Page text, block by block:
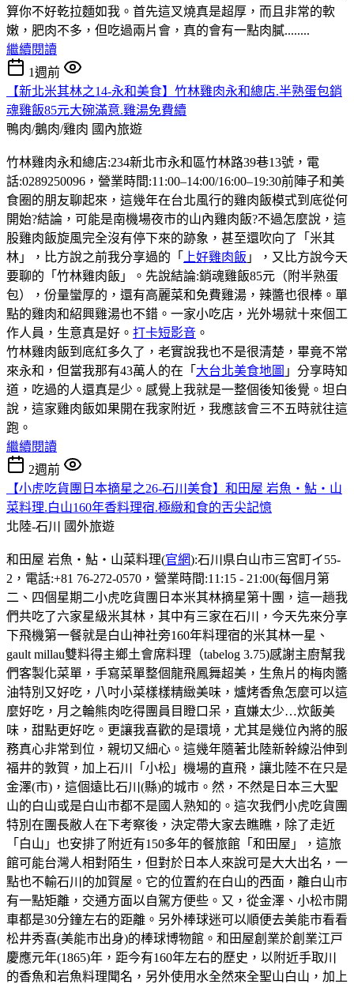
算你不好乾拉麵如我。首先這叉燒真是超厚，而且非常的軟
嫩，肥肉不多，但吃過兩片會，真的會有一點肉膩........
繼續閱讀
1週前
【新北米其林之14-永和美食】竹林雞肉永和總店.半熟蛋包銷
魂雞飯85元大碗滿意.雞湯免費續
鴨肉/鵝肉/雞肉 國內旅遊
竹林雞肉永和總店:234新北市永和區竹林路39巷13號，電
話:0289250096，營業時間:11:00–14:00/16:00–19:30前陣子和美
食圈的朋友聊起來，這幾年在台北風行的雞肉飯模式到底從何
開始?結論，可能是南機場夜市的山內雞肉飯?不過怎麼說，這
股雞肉飯旋風完全沒有停下來的跡象，甚至還吹向了「米其
林」，比方說之前我分享過的「
上好雞肉飯 」，又比方說今天
要聊的「竹林雞肉飯」。先說結論:銷魂雞飯85元（附半熟蛋
包），份量蠻厚的，還有高麗菜和免費雞湯，辣醬也很棒。單
點的雞肉和紹興雞湯也不錯。一家小吃店，光外場就十來個工
作人員，生意真是好。 打卡短影音 。
竹林雞肉飯到底紅多久了，老實說我也不是很清楚，畢竟不常
來永和，但當我那有43萬人的在「 大台北美食地圖 」分享時知
道，吃過的人還真是少。感覺上我就是一整個後知後覺。坦白
說，這家雞肉飯如果開在我家附近，我應該會三不五時就往這
跑。
繼續閱讀
2週前
【小虎吃貨團日本摘星之26-石川美食】和田屋 岩魚・鮎・山
菜料理.白山160年香料理宿.極緻和食的舌尖記憶
北陸-石川
國外旅遊
和田屋 岩魚・鮎・山菜料理(官網):石川県白山市三宮町イ55-
2，電話:+81 76-272-0570，營業時間:11:15 - 21:00(每個月第
二、四個星期二小虎吃貨團日本米其林摘星第十團，這一趟我
們共吃了六家星級米其林，其中有三家在石川，今天先來分享
下飛機第一餐就是白山神社旁160年料理宿的米其林一星、
gault millau雙料得主鄉土會席料理（tabelog 3.75)感謝主廚幫我
們客製化菜單，手寫菜單整個龍飛鳳舞超美，生魚片的梅肉醬
油特別又好吃，八吋小菜樣樣精緻美味，爐烤香魚怎麼可以這
麼好吃，月之輪熊肉吃得團員目瞪口呆，直嫌太少…炊飯美
味，甜點更好吃。更讓我喜歡的是環境，尤其是幾位內將的服
務真心非常到位，親切又細心。這幾年隨著北陸新幹線沿伸到
福井的敦賀，加上石川「小松」機場的直飛，讓北陸不在只是
金澤(市)，這個遠比石川(縣)的城市。然，不然是日本三大聖
山的白山或是白山市都不是國人熟知的。這次我們小虎吃貨團
特別在團長敝人在下考察後，決定帶大家去瞧瞧，除了走近
「白山」也安排了附近有150多年的餐旅館「和田屋」，這旅
館可能台灣人相對陌生，但對於日本人來說可是大大出名，一
點也不輸石川的加賀屋。它的位置約在白山的西面，離白山市
有一點矩離，交通方面以自駕方便些。又，從金澤、小松市開
車都是30分鐘左右的距離。另外棒球迷可以順便去美能市看看
松井秀喜(美能市出身)的棒球博物館。和田屋創業於創業江戸
慶應元年(1865)年，距今有160年左右的歷史，以附近手取川
的香魚和岩魚料理聞名，另外使用水全然來全聖山白山，加上